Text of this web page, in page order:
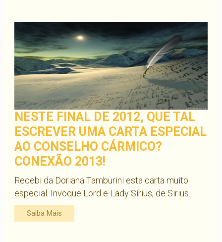
NESTE FINAL DE 2012, QUE TAL
ESCREVER UMA CARTA ESPECIAL
AO CONSELHO CÁRMICO?
CONEXÃO 2013!
Recebi da Doriana Tamburini esta carta muito
especial. Invoque Lord e Lady Sírius, de Sirius.
Saiba Mais